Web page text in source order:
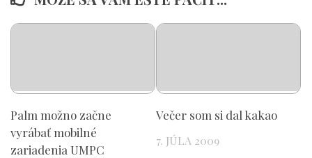
Palm možno začne
vyrábať mobilné
zariadenia UMPC
Večer som si dal kakao
7. JÚLA 2009